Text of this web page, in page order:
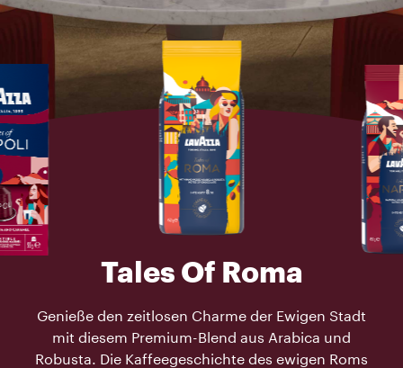
Tales Of Roma
Genieße den zeitlosen Charme der Ewigen Stadt
mit diesem Premium-Blend aus Arabica und
Robusta. Die Kaffeegeschichte des ewigen Roms